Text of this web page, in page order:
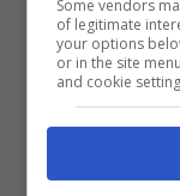
William
Some vendors
of legitimate
your options
or in the site
and cookie